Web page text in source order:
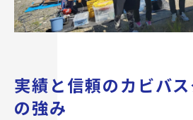
実績と信頼のカビバ
の強み